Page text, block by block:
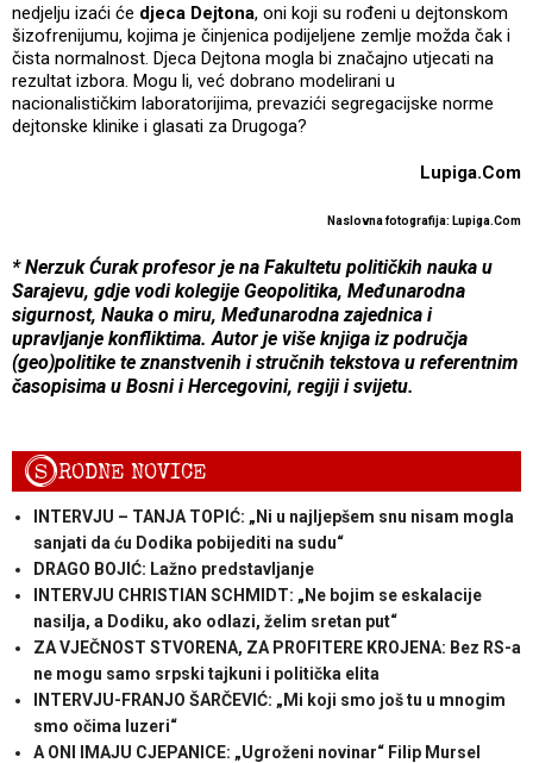
nedjelju izaći će djeca Dejtona, oni koji su rođeni u dejtonskom
šizofrenijumu, kojima je činjenica podijeljene zemlje možda čak i
čista normalnost. Djeca Dejtona mogla bi značajno utjecati na
rezultat izbora. Mogu li, već dobrano modelirani u
nacionalističkim laboratorijima, prevazići segregacijske norme
dejtonske klinike i glasati za Drugoga?
Lupiga.Com
Naslovna fotografija: Lupiga.Com
* Nerzuk Ćurak profesor je na Fakultetu političkih nauka u
Sarajevu, gdje vodi kolegije Geopolitika, Međunarodna
sigurnost, Nauka o miru, Međunarodna zajednica i
upravljanje konfliktima. Autor je više knjiga iz područja
(geo)politike te znanstvenih i stručnih tekstova u referentnim
časopisima u Bosni i Hercegovini, regiji i svijetu.
SRODNE NOVICE
INTERVJU – TANJA TOPIĆ: „Ni u najljepšem snu nisam mogla
sanjati da ću Dodika pobijediti na sudu“
DRAGO BOJIĆ: ​Lažno predstavljanje
INTERVJU CHRISTIAN SCHMIDT: „Ne bojim se eskalacije
nasilja, a Dodiku, ako odlazi, želim sretan put“
ZA VJEČNOST STVORENA, ZA PROFITERE KROJENA: Bez RS-a
ne mogu samo srpski tajkuni i politička elita
INTERVJU-FRANJO ŠARČEVIĆ: „Mi koji smo još tu u mnogim
smo očima luzeri“
A ONI IMAJU CJEPANICE: „Ugroženi novinar“ Filip Mursel